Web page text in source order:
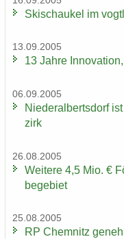
Ski­schau­kel im
13.09.2005
13 Jahre
06.09.2005
Nie­der­al­berts­dorf
zirk
26.08.2005
Wei­te­re 4,5 Mio. €
be­ge­biet
25.08.2005
RP Chem­nitz